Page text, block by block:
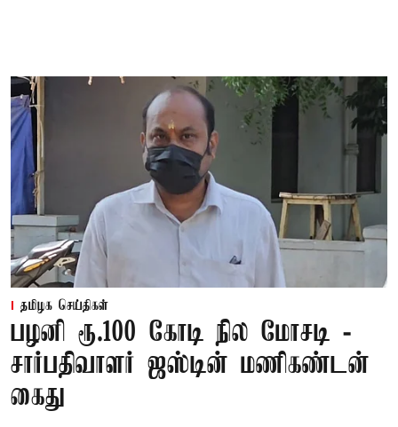
தமிழக செய்திகள்
பழனி ரூ.100 கோடி நில மோசடி -
சார்பதிவாளர் ஜஸ்டின் மணிகண்டன்
கைது